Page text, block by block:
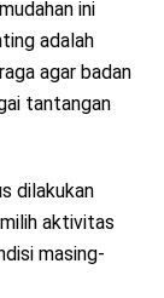
ini
adalah
agar badan
tantangan
dilakukan
aktivitas
masing-